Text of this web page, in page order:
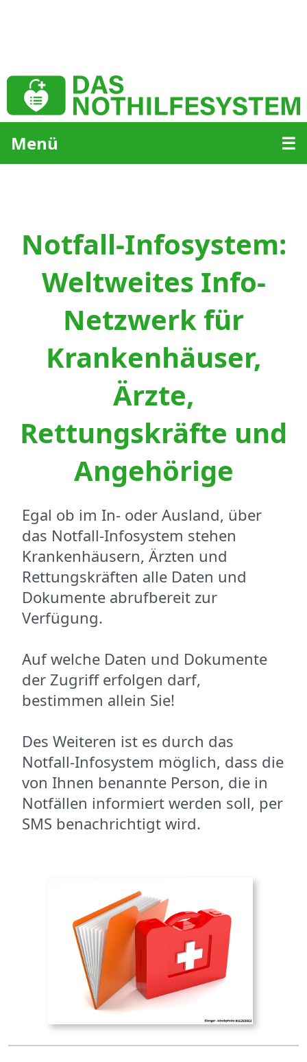
Menü ☰
Notfall-Infosystem:
Weltweites Info-
Netzwerk für
Krankenhäuser,
Ärzte,
Rettungskräfte und
Angehörige
Egal ob im In- oder Ausland, über
das Notfall-Infosystem stehen
Krankenhäusern, Ärzten und
Rettungskräften alle Daten und
Dokumente abrufbereit zur
Verfügung.
Auf welche Daten und Dokumente
der Zugriff erfolgen darf,
bestimmen allein Sie!
Des Weiteren ist es durch das
Notfall-Infosystem möglich, dass die
von Ihnen benannte Person, die in
Notfällen informiert werden soll, per
SMS benachrichtigt wird.